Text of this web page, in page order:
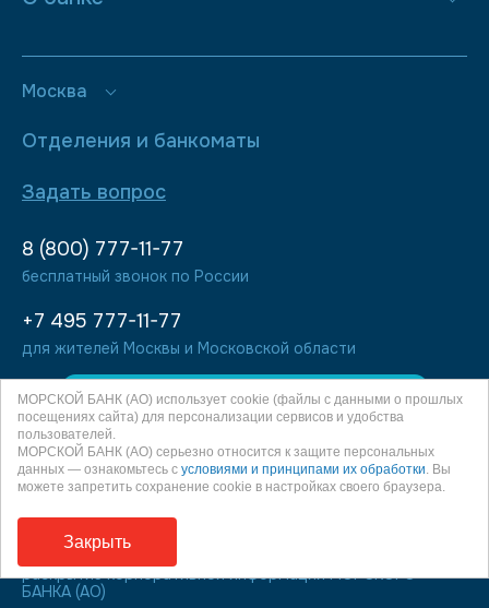
Москва
Отделения и банкоматы
Задать вопрос
8 (800) 777-11-77
бесплатный звонок по России
+7 495 777-11-77
для жителей Москвы и Московской области
Войти
Информация о процентных ставках по договорам
банковского вклада с физическими лицами
Страница в сети Интернет, на которой осуществляется
раскрытие корпоративной информации МОРСКОГО
БАНКА (АО)
МОРСКОЙ БАНК (АО) использует cookie (файлы с данными о прошлых
посещениях сайта) для персонализации сервисов и удобства
пользователей.
МОРСКОЙ БАНК (АО) серьезно относится к защите персональных
данных — ознакомьтесь с условиями и принципами их обработки . Вы
можете запретить сохранение cookie в настройках своего браузера.
Закрыть